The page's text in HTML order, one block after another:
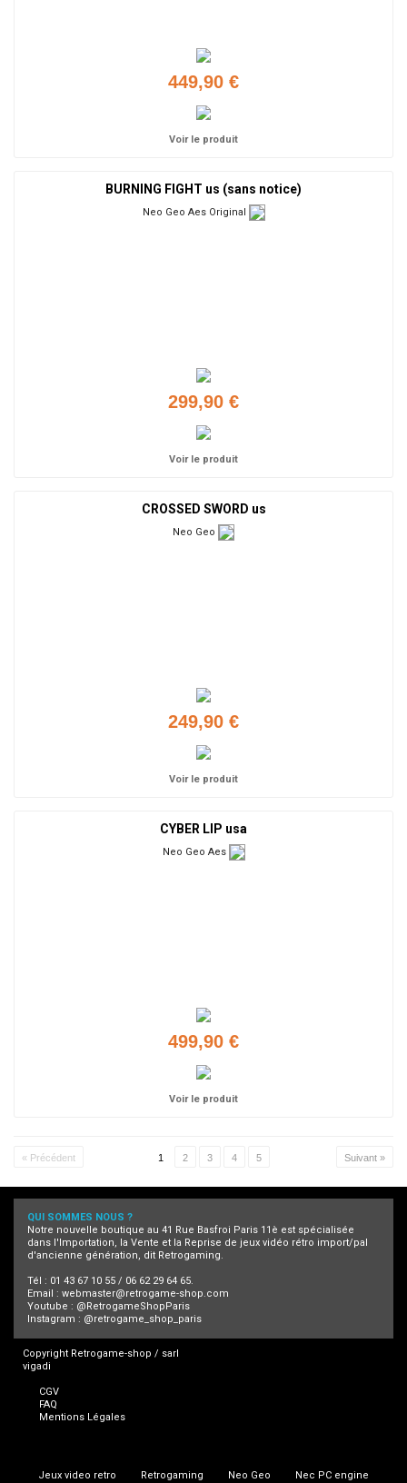
449,90 €
Voir le produit
BURNING FIGHT us (sans notice)
Neo Geo Aes Original
299,90 €
Voir le produit
CROSSED SWORD us
Neo Geo
249,90 €
Voir le produit
CYBER LIP usa
Neo Geo Aes
499,90 €
Voir le produit
« Précédent 1 2 3 4 5 Suivant »
QUI SOMMES NOUS ?
Notre nouvelle boutique au 41 Rue Basfroi Paris 11è est spécialisée
dans l'Importation, la Vente et la Reprise de jeux vidéo rétro import/pal
d'ancienne génération, dit Retrogaming.
Tél : 01 43 67 10 55 / 06 62 29 64 65.
Email : webmaster@retrogame-shop.com
Youtube : @RetrogameShopParis
Instagram : @retrogame_shop_paris
Copyright Retrogame-shop / sarl
vigadi
CGV
FAQ
Mentions Légales
Jeux video retro Retrogaming Neo Geo Nec PC engine